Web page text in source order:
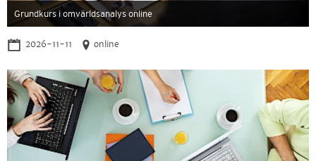
Grundkurs i omvärldsanalys online
2026-11-11 online